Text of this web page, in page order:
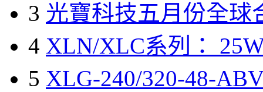
3 光寶科技五月份全球
4 XLN/XLC系列：
5 XLG-240/320-48-